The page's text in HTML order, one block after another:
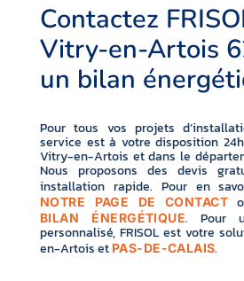
Contactez
Vitry-en-Artois
un bilan
Pour tous vos projets
service est à votre disposition
Vitry-en-Artois et dans le
Nous proposons des devis
installation rapide. Pour en
NOTRE PAGE DE CONTACT
BILAN ÉNERGÉTIQUE. Pour
personnalisé, FRISOL est votre
en-Artois et PAS-DE-CALAIS.